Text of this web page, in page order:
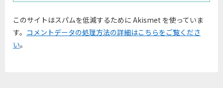
このサイトはスパムを低減するために Akismet を使っていま
す。 コメントデータの処理方法の詳細はこちらをご覧くださ
い。